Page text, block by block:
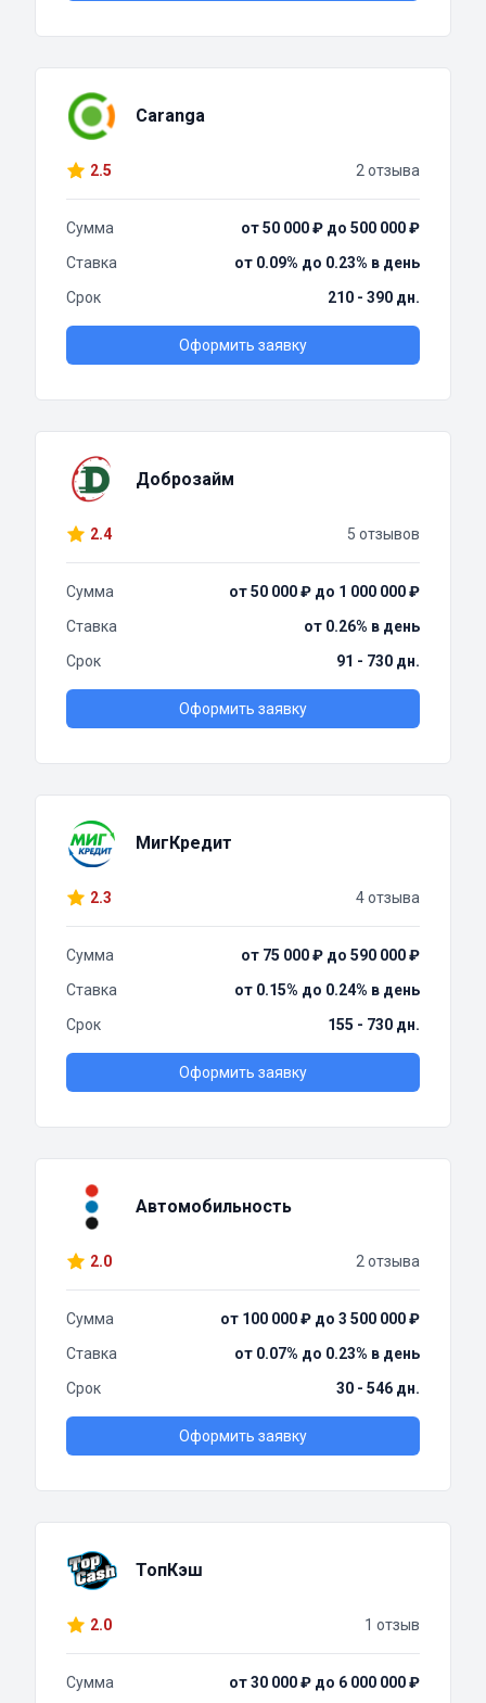
Caranga
2.5 2 отзыва
Сумма
от 50 000 ₽ до 500 000 ₽
Ставка
от 0.09% до 0.23% в день
Срок
210 - 390 дн.
Оформить заявку
Доброзайм
2.4 5 отзывов
Сумма
от 50 000 ₽ до 1 000 000 ₽
Ставка
от 0.26% в день
Срок
91 - 730 дн.
Оформить заявку
МигКредит
2.3 4 отзыва
Сумма
от 75 000 ₽ до 590 000 ₽
Ставка
от 0.15% до 0.24% в день
Срок
155 - 730 дн.
Оформить заявку
Автомобильность
2.0 2 отзыва
Сумма
от 100 000 ₽ до 3 500 000 ₽
Ставка
от 0.07% до 0.23% в день
Срок
30 - 546 дн.
Оформить заявку
ТопКэш
2.0 1 отзыв
Сумма от 30 000 ₽ до 6 000 000 ₽